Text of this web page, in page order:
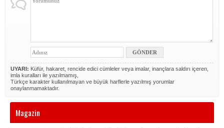
UYARI: Küfür, hakaret, rencide edici cümleler veya imalar, inançlara saldırı içeren,
imla kuralları ile yazılmamış,
Türkçe karakter kullanılmayan ve büyük harflerle yazılmış yorumlar
onaylanmamaktadır.
Magazin